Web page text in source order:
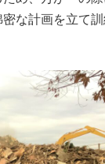
な計画を立て